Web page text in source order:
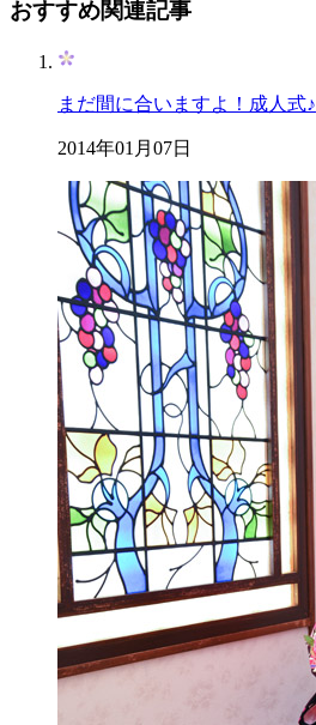
おすすめ関連記事
まだ間に合いますよ！成人式♪
2014年01月07日